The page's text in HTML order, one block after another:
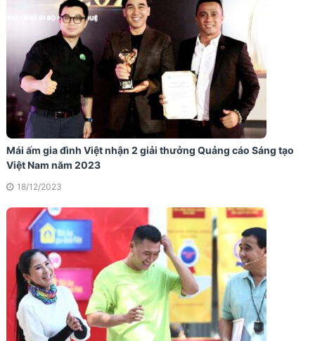
Mái ấm gia đình Việt nhận 2 giải thưởng Quảng cáo Sáng tạo
Việt Nam năm 2023
18/12/2023